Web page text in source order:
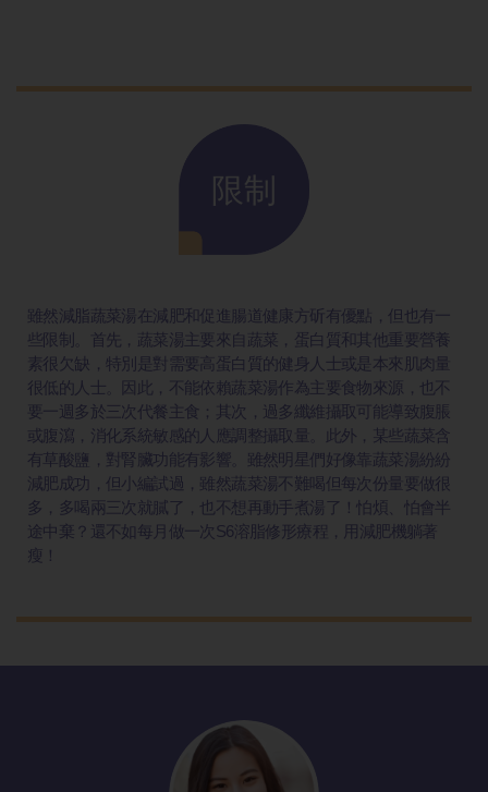
限制
雖然減脂蔬菜湯在減肥和促進腸道健康方斫有優點，但也有一
些限制。首先，蔬菜湯主要來自蔬菜，蛋白質和其他重要營養
素很欠缺，特別是對需要高蛋白質的健身人士或是本來肌肉量
很低的人士。因此，不能依賴蔬菜湯作為主要食物來源，也不
要一週多於三次代餐主食；其次，過多纖維攝取可能導致腹脹
或腹瀉，消化系統敏感的人應調整攝取量。此外，某些蔬菜含
有草酸鹽，對腎臟功能有影響。雖然明星們好像靠蔬菜湯紛紛
減肥成功，但小編試過，雖然蔬菜湯不難喝但每次份量要做很
多，多喝兩三次就膩了，也不想再動手煮湯了！怕煩、怕會半
途中棄？還不如每月做一次S6溶脂修形療程，用減肥機躺著
瘦！